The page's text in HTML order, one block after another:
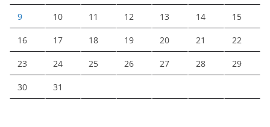
9 10 11 12 13 14 15
16 17 18 19 20 21 22
23 24 25 26 27 28 29
30 31